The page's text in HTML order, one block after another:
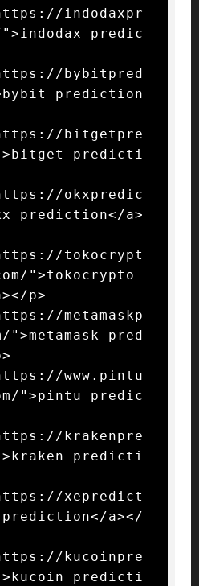
indodaxpr
predic
bybitpred
prediction
bitgetpre
predicti
okxpredic
prediction</a>
tokocrypt
">tokocrypto
p>
metamaskp
pred
www.pintu
">pintu predic
krakenpre
predicti
xepredict
a></
kucoinpre
predicti